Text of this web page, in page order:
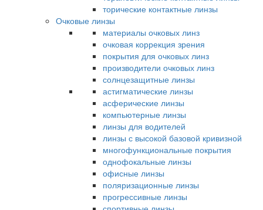
торические контактные линзы
Очковые линзы
материалы очковых линз
очковая коррекция зрения
покрытия для очковых линз
производители очковых линз
солнцезащитные линзы
астигматические линзы
асферические линзы
компьютерные линзы
линзы для водителей
линзы с высокой базовой кривизной
многофункциональные покрытия
однофокальные линзы
офисные линзы
поляризационные линзы
прогрессивные линзы